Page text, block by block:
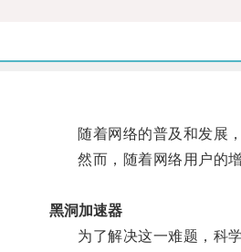
随着网络的普及和发展，
然而，随着网络用户的增
黑洞加速器
为了解决这一难题，科学